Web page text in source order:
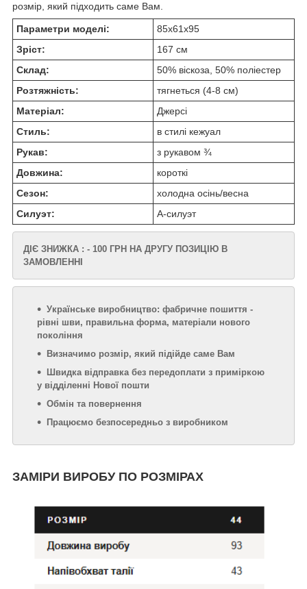
розмір, який підходить саме Вам.
Параметри моделі:
85х61х95
Зріст:
167 см
Склад:
50% віскоза, 50% поліестер
Розтяжність:
тягнеться (4-8 см)
Матеріал:
Джерсі
Стиль:
в стилі кежуал
Рукав:
з рукавом ¾
Довжина:
короткі
Сезон:
холодна осінь/весна
Силуэт:
А-силуэт
ДІЄ ЗНИЖКА : - 100 ГРН НА ДРУГУ ПОЗИЦІЮ В
ЗАМОВЛЕННІ
Українське виробництво: фабричне пошиття -
рівні шви, правильна форма, матеріали нового
покоління
Визначимо розмір, який підійде саме Вам
Швидка відправка без передоплати з приміркою
у відділенні Нової пошти
Обмін та повернення
Працюємо безпосередньо з виробником
ЗАМІРИ ВИРОБУ ПО РОЗМІРАХ